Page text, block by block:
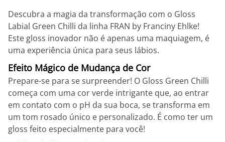
Descubra a magia da transformação com o Gloss
Labial Green Chilli da linha FRAN by Franciny Ehlke!
Este gloss inovador não é apenas uma maquiagem, é
uma experiência única para seus lábios.
Efeito Mágico de Mudança de Cor
Prepare-se para se surpreender! O Gloss Green Chilli
começa com uma cor verde intrigante que, ao entrar
em contato com o pH da sua boca, se transforma em
um tom rosado único e personalizado. É como ter um
gloss feito especialmente para você!